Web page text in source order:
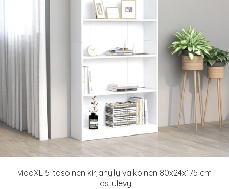
vidaXL 5-tasoinen kirjahylly valkoinen 80x24x175 cm
lastulevy